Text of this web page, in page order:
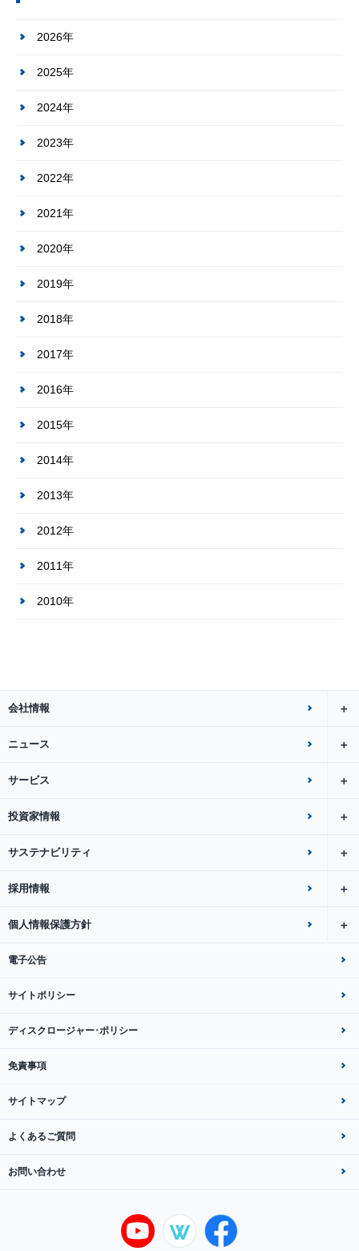
2026年
2025年
2024年
2023年
2022年
2021年
2020年
2019年
2018年
2017年
2016年
2015年
2014年
2013年
2012年
2011年
2010年
会社情報
ニュース
サービス
投資家情報
サステナビリティ
採用情報
個人情報保護方針
電子公告
サイトポリシー
ディスクロージャー･ポリシー
免責事項
サイトマップ
よくあるご質問
お問い合わせ